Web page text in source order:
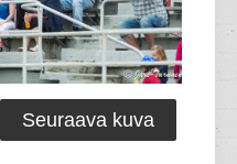
Seuraava kuva